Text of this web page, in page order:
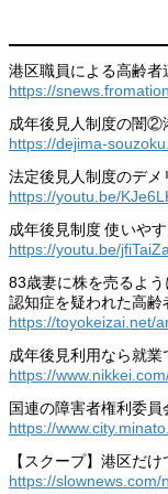
港区職員による高齢
https://
成年後見人制度の闇②
https://dejima-
法定後見人制度のデ
https://youtu.be/
成年後見制度 使いや
https://youtu.be/
83歳妻に株を売るよ
認知症を疑われた高
https://toyokeizai.net/
成年後見利用なら就
https://
国連の障害者権利委
https://
【スクープ】港区だ
https://